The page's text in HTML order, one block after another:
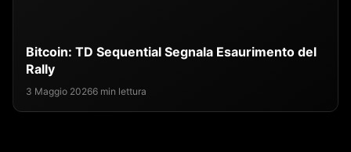
Bitcoin: TD Sequential Segnala Esaurimento del
Rally
3 Maggio 20266 min lettura